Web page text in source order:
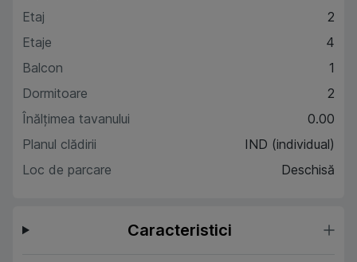
Etaj
2
Etaje
4
Balcon
1
Dormitoare
2
Înălțimea tavanului
0.00
Planul clădirii
IND (individual)
Loc de parcare
Deschisă
Caracteristici